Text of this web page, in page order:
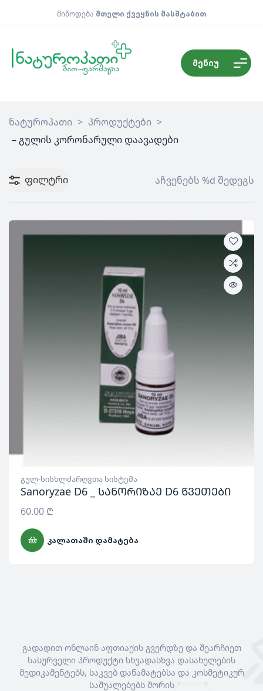
მიწოდება მთელი ქვეყნის მასშტაბით
მენიუ
ნატუროპათი > პროდუქტები >
– გულის კორონარული დაავადები
ფილტრი აჩვენებს %d შედეგს
გულ-სისხლძარღვთა სისტემა
Sanoryzae D6 _ სანორიზაე D6 წვეთები
60.00 ₾
ᲙᲐᲚᲐᲗᲐᲨᲘ ᲓᲐᲛᲐᲢᲔᲑᲐ
გადადით ონლაინ აფთიაქის გვერდზე და შეარჩიეთ
სასურველი პროდუქტი სხვადასხვა დასახელების
მედიკამენტებს, საკვებ დანამატებსა და კოსმეტიკურ
საშუალებებს შორის